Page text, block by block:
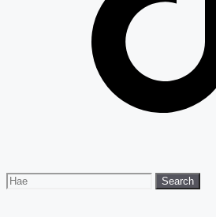
Search
for:
Search